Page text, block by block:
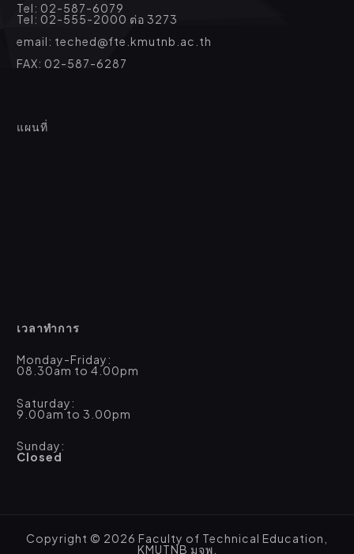
Tel: 02-587-6079
Tel: 02-555-2000 ต่อ 3273
email: teched@fte.kmutnb.ac.th
FAX: 02-587-6287
แผนที่
เวลาทำการ
Monday-Friday:
08.30am to 4.00pm
Saturday:
9.00am to 3.00pm
Sunday:
Closed
Copyright © 2026 Faculty of Technical Education,
KMUTNB มจพ.